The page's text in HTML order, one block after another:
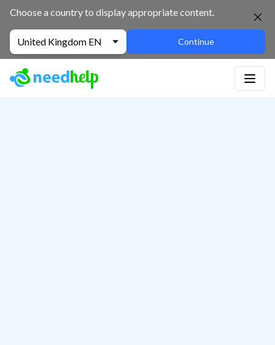
Choose a country to display appropriate content.
United Kingdom EN Continue